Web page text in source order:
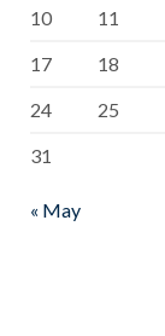
10
11
17
18
24
25
31
« May